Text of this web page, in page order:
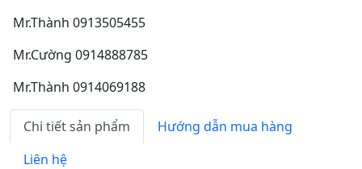
Mr.Thành 0913505455
Mr.Cường 0914888785
Mr.Thành 0914069188
Chi tiết sản phẩm
Hướng dẫn mua hàng
Liên hệ